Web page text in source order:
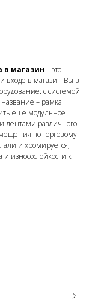
в магазин – это
входе в магазин Вы в
с системой
– рамка
еще модульное
лентами различного
по торговому
и хромируется,
износостойкости к